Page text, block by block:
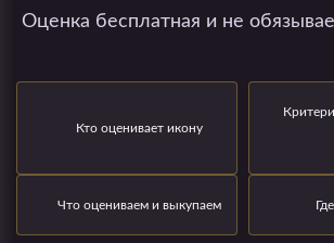
Оценка бесплатная и не
Кто оценивает икону
Что оцениваем и выкупаем